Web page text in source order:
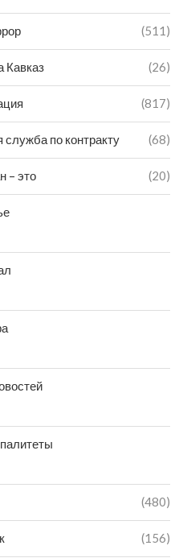
(511)
Кавказ (26)
(817)
служба по контракту (68)
– это (20)
(480)
(156)